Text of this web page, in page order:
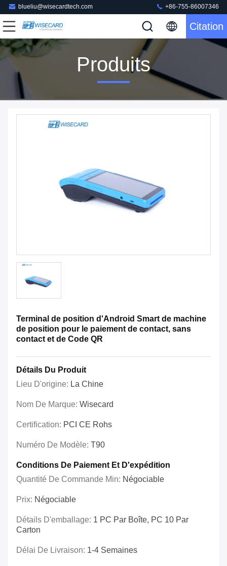
blueliu@wisecardtech.com +86-755-86007346
Citation
Produits
Terminal de position d'Android Smart de machine
de position pour le paiement de contact, sans
contact et de Code QR
Détails Du Produit
Lieu D'origine: La Chine
Nom De Marque: Wisecard
Certification: PCI CE Rohs
Numéro De Modèle: T90
Conditions De Paiement Et D'expédition
Quantité De Commande Min: Négociable
Prix: Négociable
Détails D'emballage: 1 PC Par Boîte, PC 10 Par
Carton
Délai De Livraison: 1-4 Semaines